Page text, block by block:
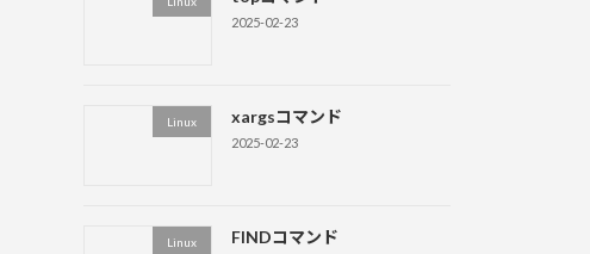
2025-02-23
Linux xargsコマンド
2025-02-23
Linux FINDコマンド